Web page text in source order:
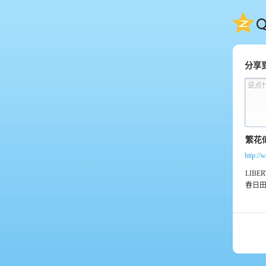
QQ
分享
说点
http://